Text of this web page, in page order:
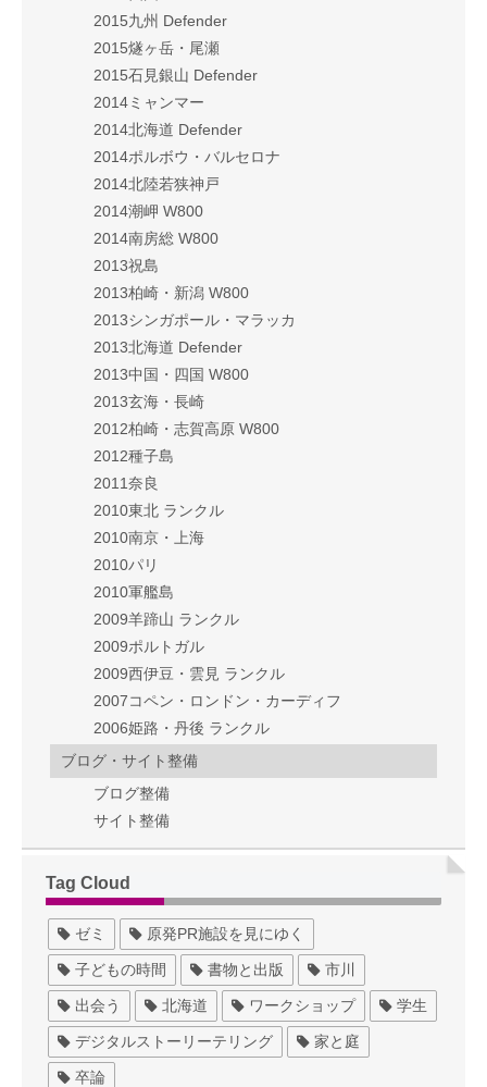
2015九州 Defender
2015燧ヶ岳・尾瀬
2015石見銀山 Defender
2014ミャンマー
2014北海道 Defender
2014ポルボウ・バルセロナ
2014北陸若狭神戸
2014潮岬 W800
2014南房総 W800
2013祝島
2013柏崎・新潟 W800
2013シンガポール・マラッカ
2013北海道 Defender
2013中国・四国 W800
2013玄海・長崎
2012柏崎・志賀高原 W800
2012種子島
2011奈良
2010東北 ランクル
2010南京・上海
2010パリ
2010軍艦島
2009羊蹄山 ランクル
2009ポルトガル
2009西伊豆・雲見 ランクル
2007コペン・ロンドン・カーディフ
2006姫路・丹後 ランクル
ブログ・サイト整備
ブログ整備
サイト整備
Tag Cloud
ゼミ 原発PR施設を見にゆく
子どもの時間 書物と出版 市川
出会う 北海道 ワークショップ 学生
デジタルストーリーテリング 家と庭
卒論